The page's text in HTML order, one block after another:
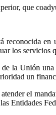
que
los
la Unión
un
el
Entidades